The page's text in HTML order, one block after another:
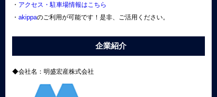
・ アクセス・駐車場情報はこちら
・ akippaのご利用が可能です！是非、ご活用ください。
企業紹介
◆会社名：明盛宏産株式会社